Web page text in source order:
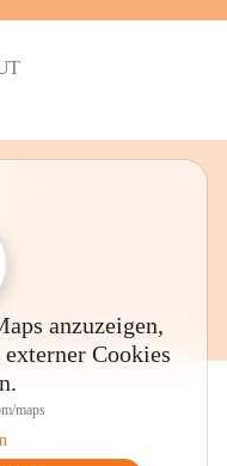
anzuzeigen,
Cookies
maps